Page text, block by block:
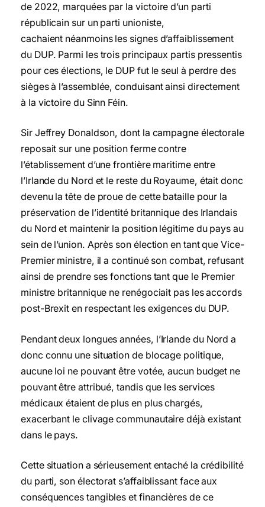
de 2022, marquées par la victoire d’un parti
républicain sur un parti unioniste,
cachaient néanmoins les signes d’affaiblissement
du DUP. Parmi les trois principaux partis pressentis
pour ces élections, le DUP fut le seul à perdre des
sièges à l’assemblée, conduisant ainsi directement
à la victoire du Sinn Féin.
Sir Jeffrey Donaldson, dont la campagne électorale
reposait sur une position ferme contre
l’établissement d’une frontière maritime entre
l’Irlande du Nord et le reste du Royaume, était donc
devenu la tête de proue de cette bataille pour la
préservation de l’identité britannique des Irlandais
du Nord et maintenir la position légitime du pays au
sein de l’union. Après son élection en tant que Vice-
Premier ministre, il a continué son combat, refusant
ainsi de prendre ses fonctions tant que le Premier
ministre britannique ne renégociait pas les accords
post-Brexit en respectant les exigences du DUP.
Pendant deux longues années, l’Irlande du Nord a
donc connu une situation de blocage politique,
aucune loi ne pouvant être votée, aucun budget ne
pouvant être attribué, tandis que les services
médicaux étaient de plus en plus chargés,
exacerbant le clivage communautaire déjà existant
dans le pays.
Cette situation a sérieusement entaché la crédibilité
du parti, son électorat s’affaiblissant face aux
conséquences tangibles et financières de ce